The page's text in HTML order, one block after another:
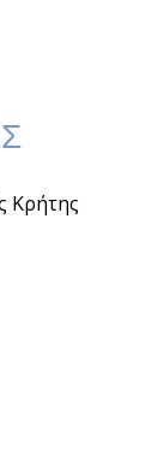
Κρήτης